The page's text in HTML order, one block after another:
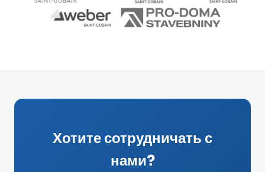
Хотите сотрудничать с
нами?